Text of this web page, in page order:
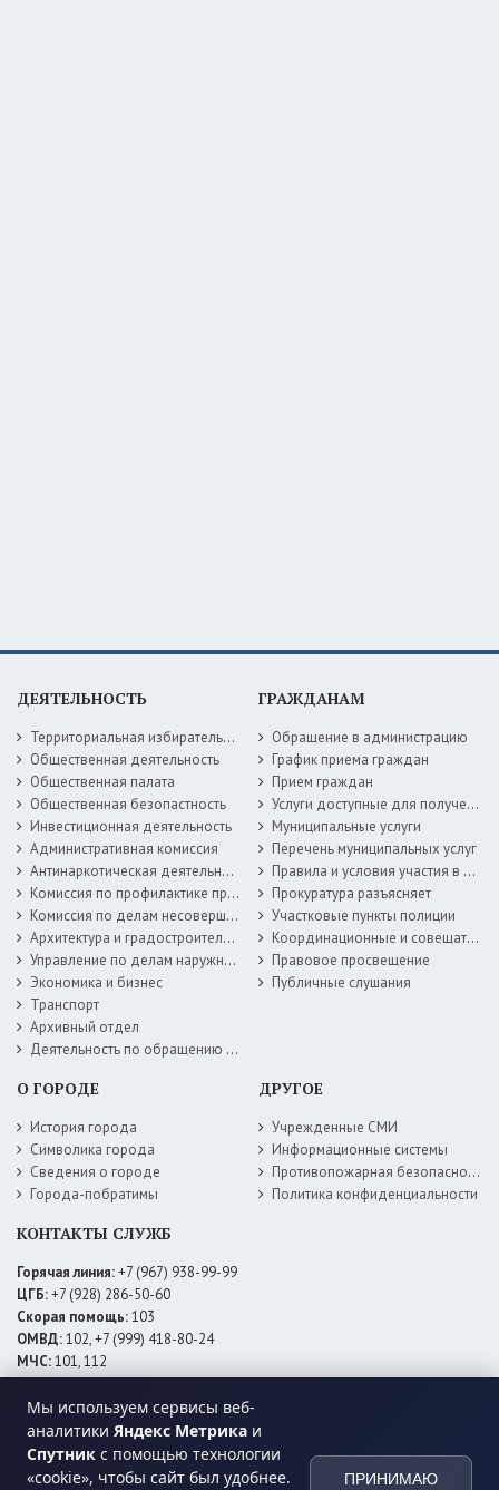
Мы используем сервисы веб-
аналитики Яндекс Метрика и
Спутник с помощью технологии
«cookie», чтобы сайт был удобнее.
ПРИНИМАЮ
ДЕЯТЕЛЬНОСТЬ
Территориальная избирательная комиссия
Общественная деятельность
Общественная палата
Общественная безопастность
Инвестиционная деятельность
Административная комиссия
Антинаркотическая деятельность
Комиссия по профилактике правонарушений
Комиссия по делам несовершеннолетних
Архитектура и градостроительство
Управление по делам наружной рекламы
Экономика и бизнес
Транспорт
Архивный отдел
Деятельность по обращению с животными без владельцев
ГРАЖДАНАМ
Обращение в администрацию
График приема граждан
Прием граждан
Услуги доступные для получения в электронной форме
Муниципальные услуги
Перечень муниципальных услуг
Правила и условия участия в жилищных программах
Прокуратура разъясняет
Участковые пункты полиции
Координационные и совещательные органы
Правовое просвещение
Публичные слушания
О ГОРОДЕ
История города
Символика города
Сведения о городе
Города-побратимы
ДРУГОЕ
Учрежденные СМИ
Информационные системы
Противопожарная безопасность
Политика конфиденциальности
КОНТАКТЫ СЛУЖБ
Горячая линия:+7 (967) 938-99-99
ЦГБ:+7 (928) 286-50-60
Скорая помощь:103
ОМВД:102, +7 (999) 418-80-24
МЧС:101, 112
ЕДДС:+7 (928) 576-09-83
Электросети:+7 (800) 220-02-20
Даггаз:+7 (928) 980-64-04
Горводоснаб: +7 (928) 559-59-74
Теплоснаб: +7 (928) 873-27-09